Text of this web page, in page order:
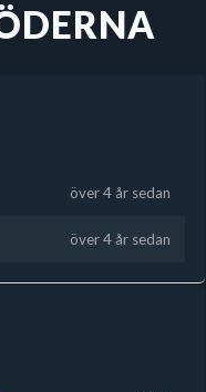
över 4 år sedan
över 4 år sedan